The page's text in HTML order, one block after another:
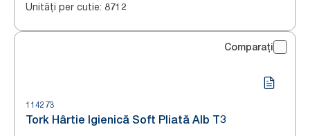
Unități per cutie: 8712
Comparați
114273
Tork Hârtie Igienică Soft Pliată Alb T3